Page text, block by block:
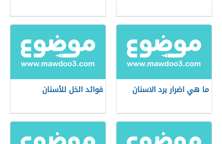
ما هي اضرار برد الاسنان فوائد الخل للأسنان